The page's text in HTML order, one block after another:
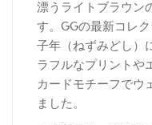
漂うライトブラウン
す。GGの最新コレ
子年（ねずみどし）
ラフルなプリントや
カードモチーフでウ
ました。